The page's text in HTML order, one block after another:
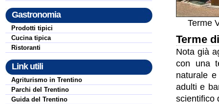
Gastronomia
Prodotti tipici
Cucina tipica
Ristoranti
Link utili
Agriturismo in Trentino
Parchi del Trentino
Guida del Trentino
Terme
Terme
Nota già
con una
naturale
adulti e
scientifico